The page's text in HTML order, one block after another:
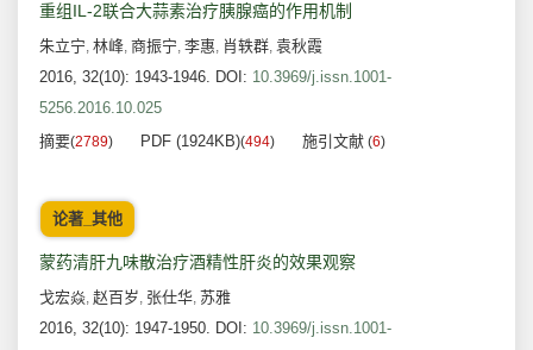
重组IL-2联合大蒜素治疗胰腺癌的作用机制
朱立宁, 林峰, 商振宁, 李惠, 肖轶群, 袁秋霞
2016, 32(10): 1943-1946. DOI: 10.3969/j.issn.1001-
5256.2016.10.025
摘要(2789) PDF (1924KB)(494) 施引文献 (6)
论著_其他
蒙药清肝九味散治疗酒精性肝炎的效果观察
戈宏焱, 赵百岁, 张仕华, 苏雅
2016, 32(10): 1947-1950. DOI: 10.3969/j.issn.1001-